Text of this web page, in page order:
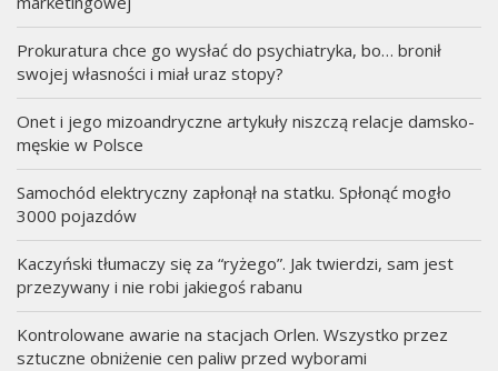
Prokuratura chce go wysłać do psychiatryka, bo… bronił
swojej własności i miał uraz stopy?
Onet i jego mizoandryczne artykuły niszczą relacje damsko-
męskie w Polsce
Samochód elektryczny zapłonął na statku. Spłonąć mogło
3000 pojazdów
Kaczyński tłumaczy się za “ryżego”. Jak twierdzi, sam jest
przezywany i nie robi jakiegoś rabanu
Kontrolowane awarie na stacjach Orlen. Wszystko przez
sztuczne obniżenie cen paliw przed wyborami